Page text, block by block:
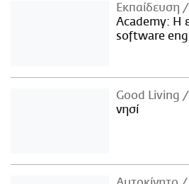
Εκπαίδευση
Academy: Η
software
Good Living
νησί